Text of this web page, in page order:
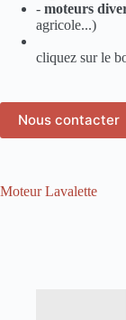
Moteur Lavalette
- moteurs
agricole...)
cliquez sur le
Nous contacter